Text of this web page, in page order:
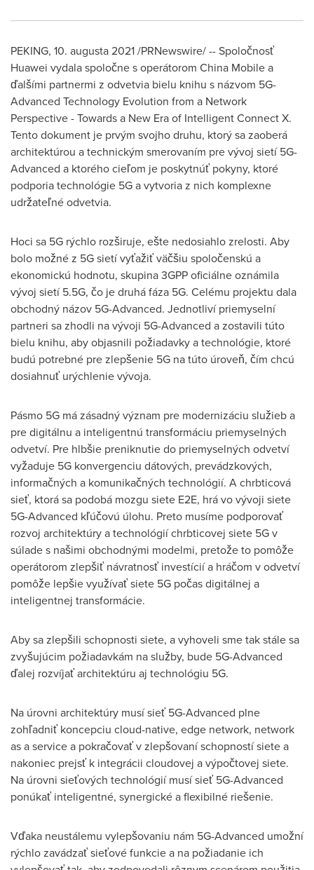
PEKING, 10. augusta 2021 /PRNewswire/ -- Spoločnosť
Huawei vydala spoločne s operátorom China Mobile a
ďalšími partnermi z odvetvia bielu knihu s názvom 5G-
Advanced Technology Evolution from a Network
Perspective - Towards a New Era of Intelligent Connect X.
Tento dokument je prvým svojho druhu, ktorý sa zaoberá
architektúrou a technickým smerovaním pre vývoj sietí 5G-
Advanced a ktorého cieľom je poskytnúť pokyny, ktoré
podporia technológie 5G a vytvoria z nich komplexne
udržateľné odvetvia.
Hoci sa 5G rýchlo rozširuje, ešte nedosiahlo zrelosti. Aby
bolo možné z 5G sietí vyťažiť väčšiu spoločenskú a
ekonomickú hodnotu, skupina 3GPP oficiálne oznámila
vývoj sietí 5.5G, čo je druhá fáza 5G. Celému projektu dala
obchodný názov 5G-Advanced. Jednotliví priemyselní
partneri sa zhodli na vývoji 5G-Advanced a zostavili túto
bielu knihu, aby objasnili požiadavky a technológie, ktoré
budú potrebné pre zlepšenie 5G na túto úroveň, čím chcú
dosiahnuť urýchlenie vývoja.
Pásmo 5G má zásadný význam pre modernizáciu služieb a
pre digitálnu a inteligentnú transformáciu priemyselných
odvetví. Pre hlbšie preniknutie do priemyselných odvetví
vyžaduje 5G konvergenciu dátových, prevádzkových,
informačných a komunikačných technológií. A chrbticová
sieť, ktorá sa podobá mozgu siete E2E, hrá vo vývoji siete
5G-Advanced kľúčovú úlohu. Preto musíme podporovať
rozvoj architektúry a technológií chrbticovej siete 5G v
súlade s našimi obchodnými modelmi, pretože to pomôže
operátorom zlepšiť návratnosť investícií a hráčom v odvetví
pomôže lepšie využívať siete 5G počas digitálnej a
inteligentnej transformácie.
Aby sa zlepšili schopnosti siete, a vyhoveli sme tak stále sa
zvyšujúcim požiadavkám na služby, bude 5G-Advanced
ďalej rozvíjať architektúru aj technológiu 5G.
Na úrovni architektúry musí sieť 5G-Advanced plne
zohľadniť koncepciu cloud-native, edge network, network
as a service a pokračovať v zlepšovaní schopností siete a
nakoniec prejsť k integrácii cloudovej a výpočtovej siete.
Na úrovni sieťových technológií musí sieť 5G-Advanced
ponúkať inteligentné, synergické a flexibilné riešenie.
Vďaka neustálemu vylepšovaniu nám 5G-Advanced umožní
rýchlo zavádzať sieťové funkcie a na požiadanie ich